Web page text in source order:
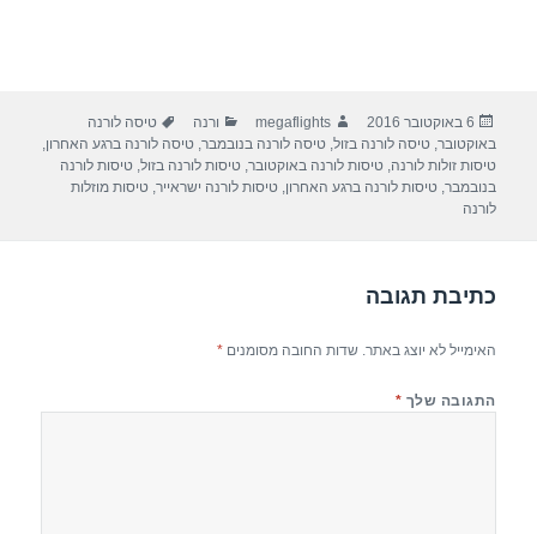
פורסם
בתאריך
6 באוקטובר 2016 מחבר
megaflights קטגוריות
ורנה תגיות
טיסה לורנה
באוקטובר,טיסה לורנה בזול,טיסה לורנה בנובמבר,טיסה לורנה ברגע האחרון,
טיסות זולות לורנה,טיסות לורנה באוקטובר,טיסות לורנה בזול,טיסות לורנה
בנובמבר,טיסות לורנה ברגע האחרון,טיסות לורנה ישראייר,טיסות מוזלות
לורנה
כתיבת תגובה
האימייל לא יוצג באתר. שדות החובה מסומנים*
התגובה שלך *